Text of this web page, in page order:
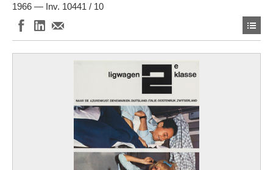
1966 — Inv. 10441 / 10